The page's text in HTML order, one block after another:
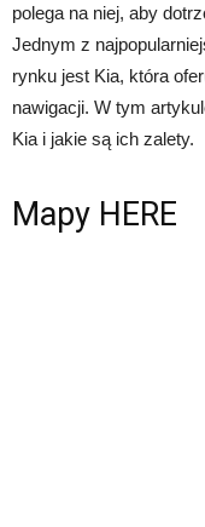
polega na niej, aby
Jednym z
rynku jest Kia, która
nawigacji. W tym
Kia i jakie są ich zalety.
Mapy HERE